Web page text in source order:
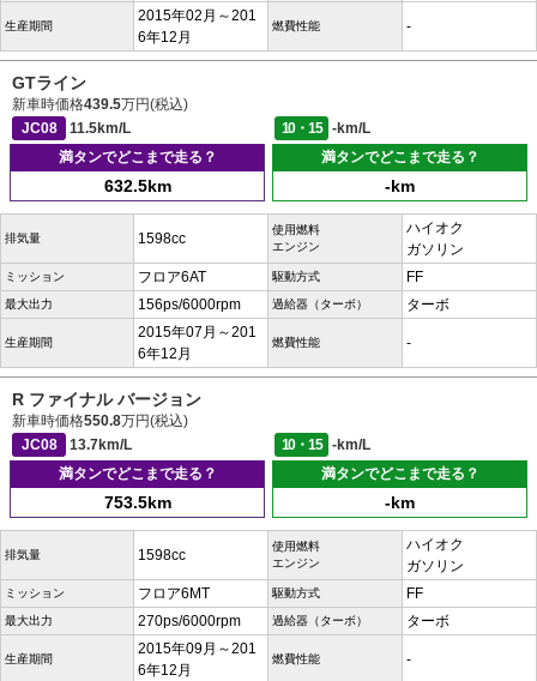
生産期間
2015年02月～201
6年12月
燃費性能 -
GTライン
新車時価格439.5万円(税込)
JC08
11.5km/L 10・15
-km/L
満タンでどこまで走る？
632.5km
満タンでどこまで走る？
-km
排気量 1598cc
使用燃料
エンジン
ハイオク
ガソリン
ミッション フロア6AT 駆動方式 FF
最大出力 156ps/6000rpm 過給器（ターボ） ターボ
生産期間
2015年07月～201
6年12月
燃費性能 -
R ファイナル バージョン
新車時価格550.8万円(税込)
JC08
13.7km/L 10・15
-km/L
満タンでどこまで走る？
753.5km
満タンでどこまで走る？
-km
排気量 1598cc
使用燃料
エンジン
ハイオク
ガソリン
ミッション フロア6MT 駆動方式 FF
最大出力 270ps/6000rpm 過給器（ターボ） ターボ
生産期間
2015年09月～201
6年12月
燃費性能 -